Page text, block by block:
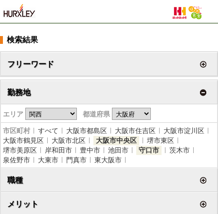
検索結果
フリーワード
勤務地
エリア 都道府県
市区町村 すべて 大阪市都島区 大阪市住吉区
大阪市淀川区
大阪市鶴見区
大阪市北区 大阪市中央区
堺市東区
堺市美原区
岸和田市 豊中市 池田市 守口市
茨木市
泉佐野市
大東市 門真市 東大阪市
職種
メリット